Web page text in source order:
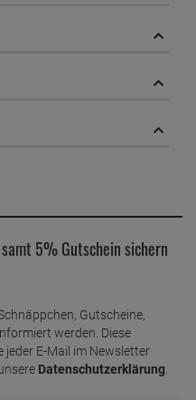
5% Gutschein sichern
Gutscheine,
werden. Diese
jeder E-Mail im Newsletter
Datenschutzerklärung